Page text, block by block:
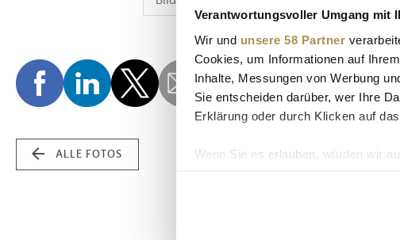
Verantwortungsvoller Umgang mit
Wir und unsere 58 Partner
Cookies, um Informationen auf
Inhalte, Messungen von Werbung
Sie entscheiden darüber, wer Ihre
Erklärung oder durch Klicken auf
Wenn Sie es erlauben, würden wir
Erfahren Sie mehr darüber, wie
ALLE FOTOS